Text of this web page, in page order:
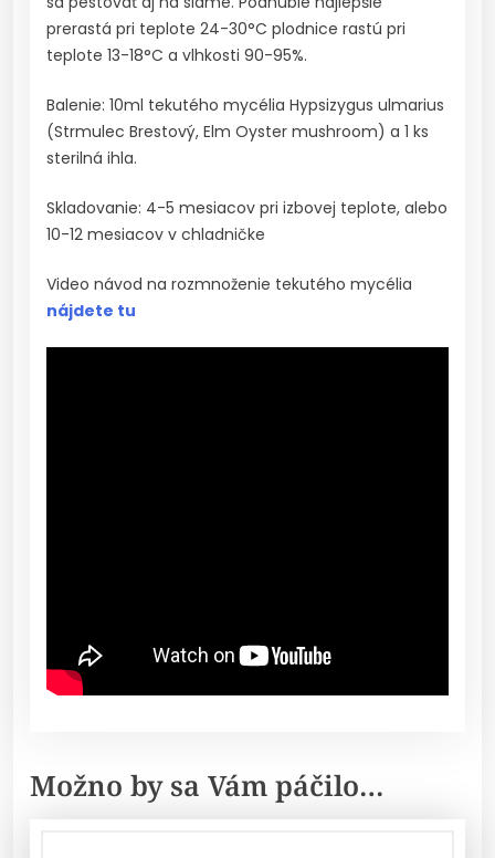
prerastá pri teplote 24-30°C plodnice rastú pri
teplote 13-18°C a vlhkosti 90-95%.
Balenie: 10ml tekutého mycélia Hypsizygus ulmarius
(Strmulec Brestový, Elm Oyster mushroom) a 1 ks
sterilná ihla.
Skladovanie: 4-5 mesiacov pri izbovej teplote, alebo
10-12 mesiacov v chladničke
Video návod na rozmnoženie tekutého mycélia
nájdete tu
Možno by sa Vám páčilo…